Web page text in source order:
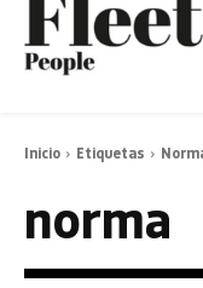
Inicio Etiquetas
norma